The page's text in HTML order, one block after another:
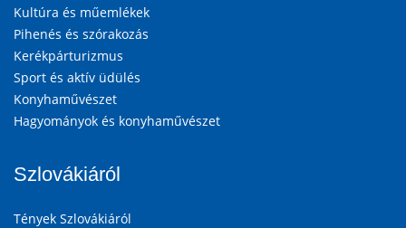
Kultúra és műemlékek
Pihenés és szórakozás
Kerékpárturizmus
Sport és aktív üdülés
Konyhaművészet
Hagyományok és konyhaművészet
Szlovákiáról
Tények Szlovákiáról